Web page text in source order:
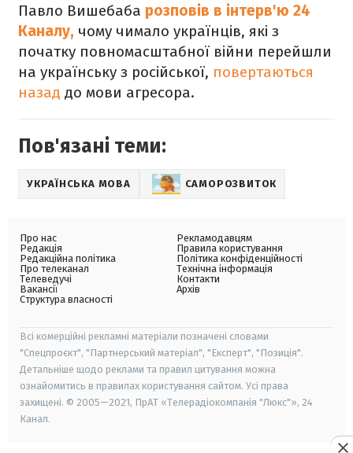
Павло Вишебаба розповів в інтерв'ю 24
Каналу, чому чимало українців, які з
початку повномасштабної війни перейшли
на українську з російської, повертаються
назад до мови агресора.
Пов'язані теми:
УКРАЇНСЬКА МОВА САМОРОЗВИТОК
Про нас
Редакція
Редакційна політика
Про телеканал
Телеведучі
Вакансії
Структура власності
Рекламодавцям
Правила користування
Політика конфіденційності
Технічна інформація
Контакти
Архів
Всі комерційні рекламні матеріали позначені словами
"Спецпроєкт", "Партнерський матеріал", "Експерт", "Позиція".
Детальніше щодо реклами та правил цитування можна
ознайомитись в правилах користування сайтом. Усі права
захищені. © 2005—2021, ПрАТ «Телерадіокомпанія "Люкс"», 24
Канал.